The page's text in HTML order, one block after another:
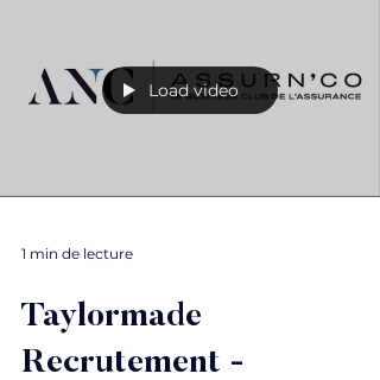
Load video
1 min de lecture
Taylormade
Recrutement -